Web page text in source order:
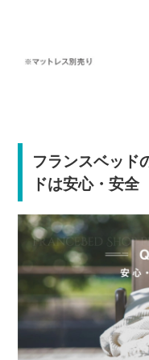
フランスベッド
ドは安心・安全